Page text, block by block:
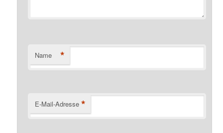
Name *
E-Mail-Adresse *